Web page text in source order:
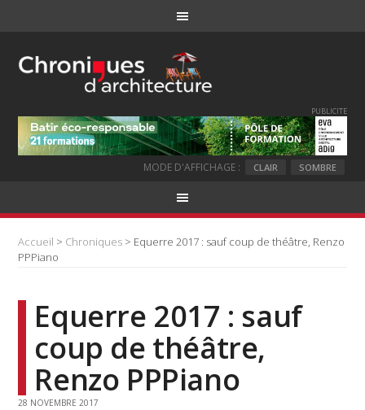
PUBLICITE
MODE D'AFFICHAGE : CLAIR SOMBRE
Accueil > Chroniques > Equerre 2017 : sauf coup de théâtre, Renzo
PPPiano
Equerre 2017 : sauf
coup de théâtre,
Renzo PPPiano
28 NOVEMBRE 2017